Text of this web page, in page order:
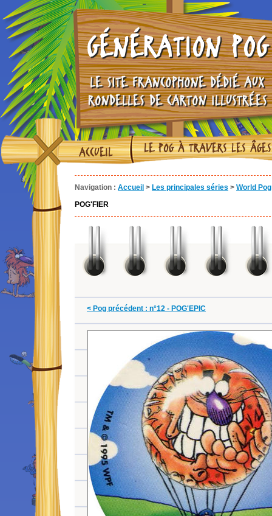
GÉNÉRATION POG
LE SITE FRANCOPHONE DÉDIÉ AUX
RONDELLES DE CARTON ILLUSTRÉES
ACCUEIL LE POG À TRAVERS LES ÂGES
Navigation : Accueil > Les principales séries > World
POG'FIER
< Pog précédent : n°12 - POG'EPIC